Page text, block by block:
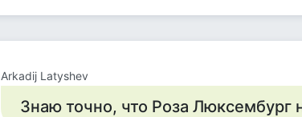
Arkadij Latyshev
Знаю точно, что Роза Люксембург